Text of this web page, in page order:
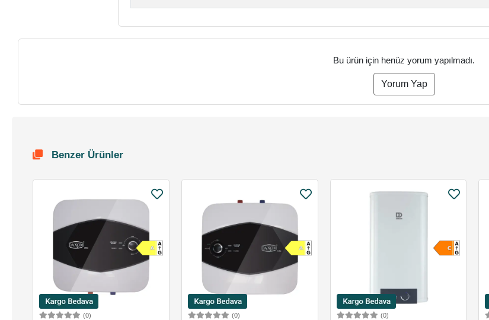
Bu ürün için henüz yorum yapılmadı.
Yorum Yap
Benzer Ürünler
(0) (0) (0)